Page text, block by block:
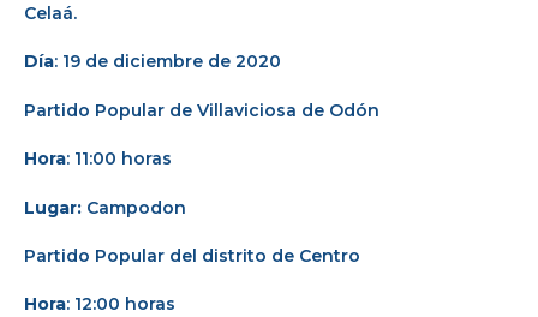
Celaá.
Día: 19 de diciembre de 2020
Partido Popular de Villaviciosa de Odón
Hora: 11:00 horas
Lugar: Campodon
Partido Popular del distrito de Centro
Hora: 12:00 horas